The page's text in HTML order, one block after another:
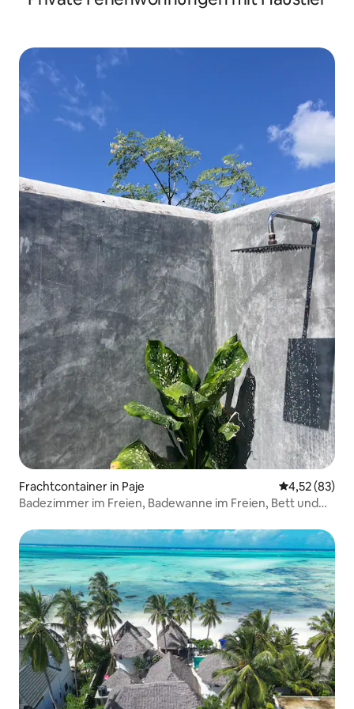
Frachtcontainer in Paje
4,52 (83)
Badezimmer im Freien, Badewanne im Freien, Bett und